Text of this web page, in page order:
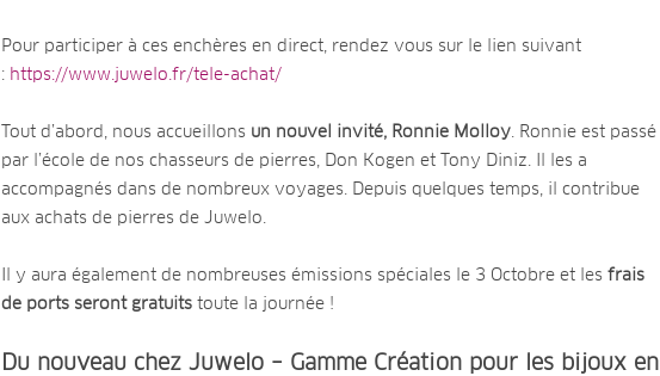
Pour participer à ces enchères en direct, rendez vous sur le lien suivant
: https://www.juwelo.fr/tele-achat/
Tout d’abord, nous accueillons un nouvel invité, Ronnie Molloy . Ronnie est passé
par l’école de nos chasseurs de pierres, Don Kogen et Tony Diniz. Il les a
accompagnés dans de nombreux voyages. Depuis quelques temps, il contribue
aux achats de pierres de Juwelo.
Il y aura également de nombreuses émissions spéciales le 3 Octobre et les frais
de ports seront gratuits toute la journée !
Du nouveau chez Juwelo – Gamme Création pour les bijoux en